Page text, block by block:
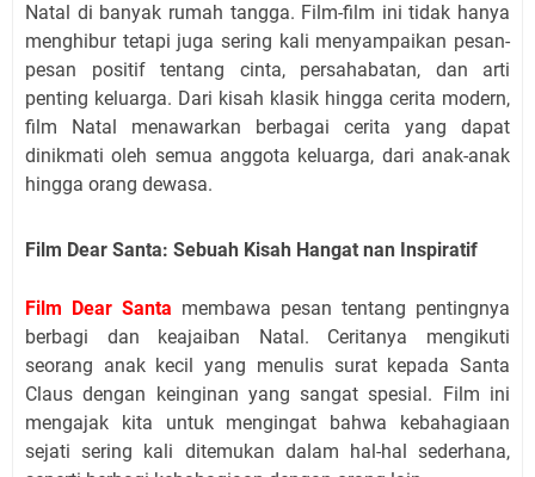
Natal di banyak rumah tangga. Film-film ini tidak hanya
menghibur tetapi juga sering kali menyampaikan pesan-
pesan positif tentang cinta, persahabatan, dan arti
penting keluarga. Dari kisah klasik hingga cerita modern,
film Natal menawarkan berbagai cerita yang dapat
dinikmati oleh semua anggota keluarga, dari anak-anak
hingga orang dewasa.
Film Dear Santa: Sebuah Kisah Hangat nan Inspiratif
Film Dear Santa membawa pesan tentang pentingnya
berbagi dan keajaiban Natal. Ceritanya mengikuti
seorang anak kecil yang menulis surat kepada Santa
Claus dengan keinginan yang sangat spesial. Film ini
mengajak kita untuk mengingat bahwa kebahagiaan
sejati sering kali ditemukan dalam hal-hal sederhana,